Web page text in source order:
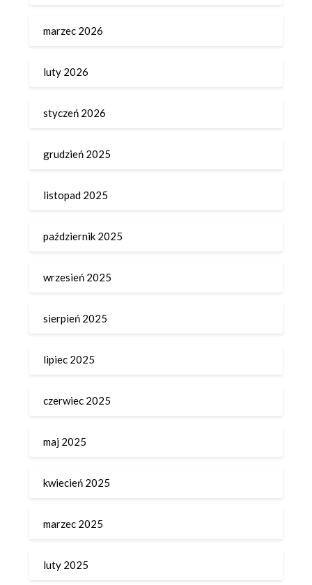
marzec 2026
luty 2026
styczeń 2026
grudzień 2025
listopad 2025
październik 2025
wrzesień 2025
sierpień 2025
lipiec 2025
czerwiec 2025
maj 2025
kwiecień 2025
marzec 2025
luty 2025